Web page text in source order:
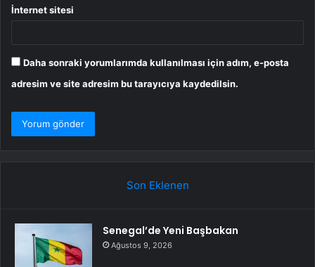
İnternet sitesi
Daha sonraki yorumlarımda kullanılması için adım, e-posta
adresim ve site adresim bu tarayıcıya kaydedilsin.
Son Eklenen
Senegal’de Yeni Başbakan
Ağustos 9, 2026